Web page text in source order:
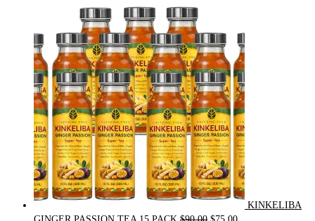
$54.00.
$49.00.
KINKELIBA
OriginalCurrent